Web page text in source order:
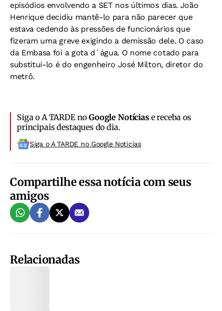
episódios envolvendo a SET nos últimos dias. João
Henrique decidiu mantê-lo para não parecer que
estava cedendo às pressões de funcionários que
fizeram uma greve exigindo a demissão dele. O caso
da Embasa foi a gota d´água. O nome cotado para
substituí-lo é do engenheiro José Milton, diretor do
metrô.
Siga o A TARDE noGoogle Notíciase receba os
principais destaques do dia.
Siga o A TARDE no Google Noticias
Compartilhe essa notícia com seus
amigos
Relacionadas